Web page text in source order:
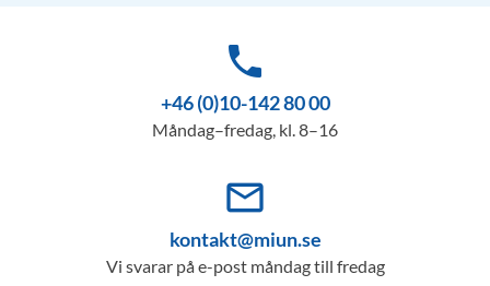
phone
+46 (0)10-142 80 00
Måndag–fredag, kl. 8–16
mail_outline
kontakt@miun.se
Vi svarar på e-post måndag till fredag